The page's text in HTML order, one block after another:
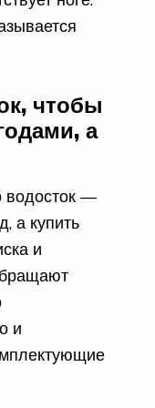
чтобы
а
водосток —
а купить
и
и